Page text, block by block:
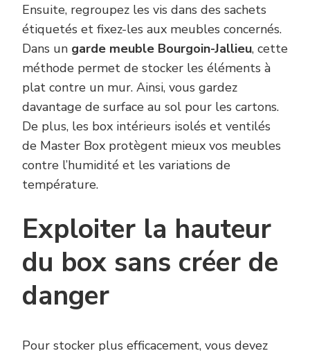
Ensuite, regroupez les vis dans des sachets
étiquetés et fixez-les aux meubles concernés.
Dans un garde meuble Bourgoin-Jallieu, cette
méthode permet de stocker les éléments à
plat contre un mur. Ainsi, vous gardez
davantage de surface au sol pour les cartons.
De plus, les box intérieurs isolés et ventilés
de Master Box protègent mieux vos meubles
contre l’humidité et les variations de
température.
Exploiter la hauteur
du box sans créer de
danger
Pour stocker plus efficacement, vous devez